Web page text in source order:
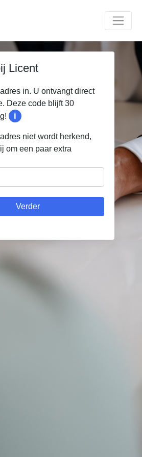
Licent
in. U ontvangt direct
Deze code blijft 30
i
niet wordt herkend,
om een paar extra
× ×